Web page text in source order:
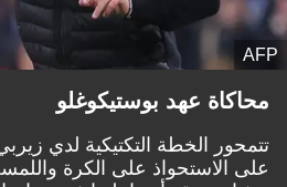
AFP
محاكاة عهد بوستيكوغلو
تتمحور الخطة التكتيكية لدي
على الاستحواذ على الكرة